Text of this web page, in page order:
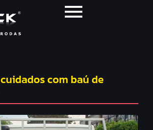
cuidados com baú de